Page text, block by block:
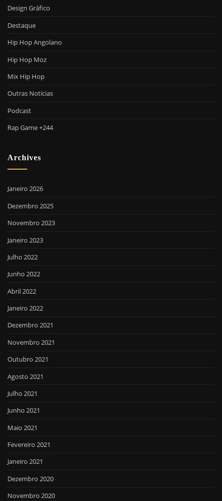
Design Gráfico
Destaque
Hip Hop Angolano
Hip Hop Moz
Mix Hip Hop
Outras Notícias
Podcast
Rap Game +244
Archives
Janeiro 2026
Dezembro 2025
Novembro 2023
Janeiro 2023
Julho 2022
Junho 2022
Abril 2022
Janeiro 2022
Dezembro 2021
Novembro 2021
Outubro 2021
Agosto 2021
Julho 2021
Junho 2021
Maio 2021
Fevereiro 2021
Janeiro 2021
Dezembro 2020
Novembro 2020